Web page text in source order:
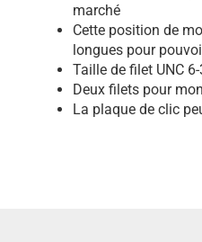
marché
Cette position de
longues pour
Taille de filet UNC
Deux filets pour
La plaque de clic